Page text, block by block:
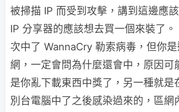
被掃描 IP 而受到攻擊，講到這邊應
IP 分享器的應該想去買一個來裝了
次中了 WannaCry 勒索病毒，但你
網，一定會問為什麼還會中，原因可
是你亂下載東西中獎了，另一種就是
別台電腦中了之後感染過來的，區網